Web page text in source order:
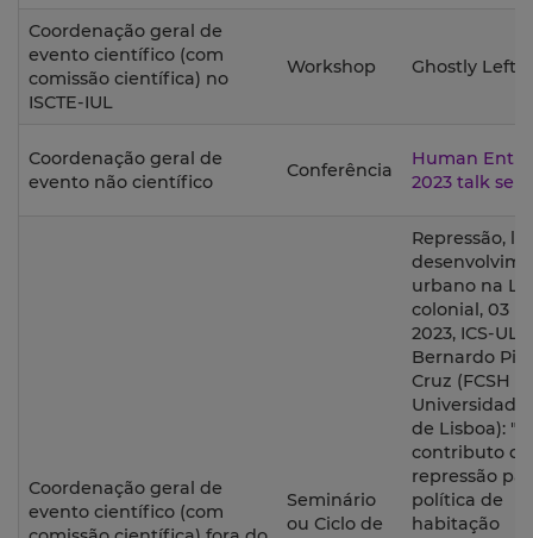
Coordenação geral de
evento científico (com
comissão científica) no
ISCTE-IUL
Workshop Ghostly
Coordenação geral de
evento não científico
Conferência
Human
2023 talk
Coordenação geral de
evento científico (com
Seminário
ou Ciclo de
Repressão,
urbano na
colonial, 03
2023, ICS-
Bernardo
Cruz (FCSH -
Universidade
de Lisboa): "O
contributo da
repressão
política de
habitação